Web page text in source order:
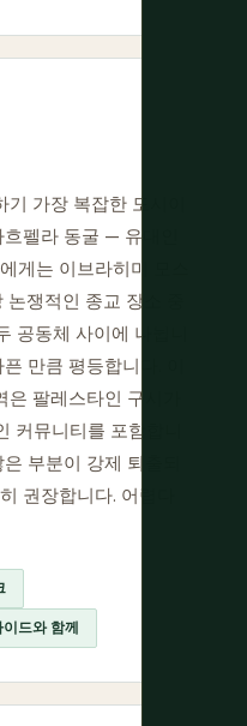
가장 복잡한 도시이
펠라 동굴 — 유대인
게는 이브라히미 모스
쟁적인 종교 장소 중
공동체 사이에 나뉩니
만큼 평등합니다. 이
팔레스타인 구시가
커뮤니티를 포함합니
부분이 강제 퇴출되
권장합니다. 어렵다
이드와 함께